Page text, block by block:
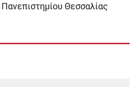
Θεσσαλίας